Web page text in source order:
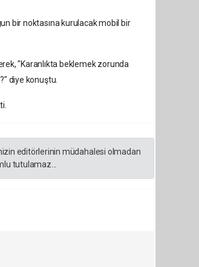
bir noktasına kurulacak mobil bir
"Karanlıkta beklemek zorunda
diye konuştu.
editörlerinin müdahalesi olmadan
tutulamaz...